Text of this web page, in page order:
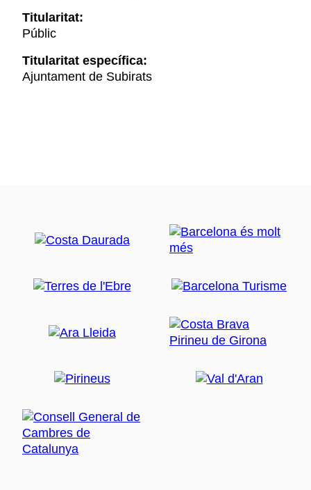
Titularitat:
Públic
Titularitat específica:
Ajuntament de Subirats